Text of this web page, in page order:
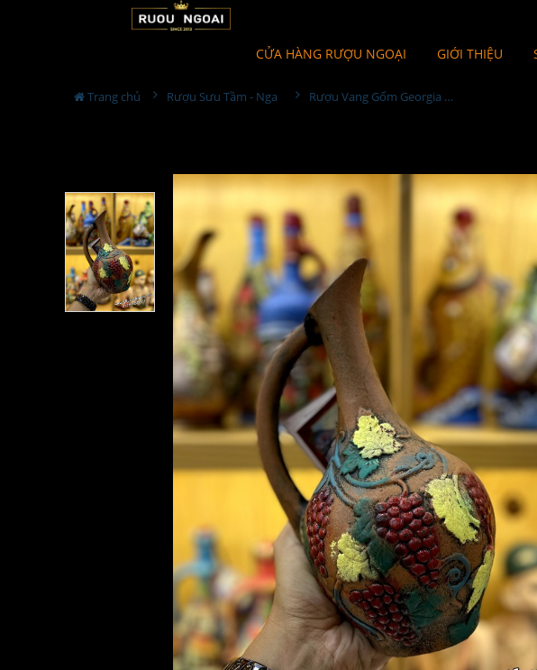
CỬA HÀNG RƯỢU NGOẠI GIỚI THIỆU
Trang chủ Rượu Sưu Tầm - Nga Rượu Vang Gốm Georgia MS72